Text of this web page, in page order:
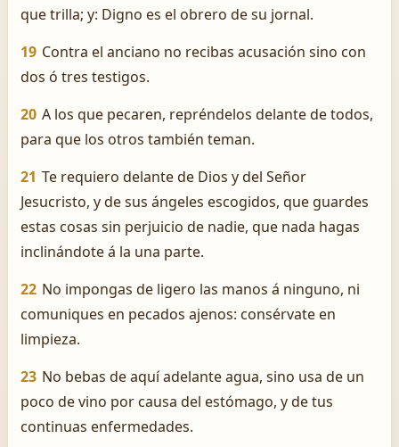
que trilla; y: Digno es el obrero de su jornal.
19 Contra el anciano no recibas acusación sino con
dos ó tres testigos.
20 A los que pecaren, repréndelos delante de todos,
para que los otros también teman.
21 Te requiero delante de Dios y del Señor
Jesucristo, y de sus ángeles escogidos, que guardes
estas cosas sin perjuicio de nadie, que nada hagas
inclinándote á la una parte.
22 No impongas de ligero las manos á ninguno, ni
comuniques en pecados ajenos: consérvate en
limpieza.
23 No bebas de aquí adelante agua, sino usa de un
poco de vino por causa del estómago, y de tus
continuas enfermedades.